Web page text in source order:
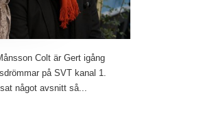
Colt är Gert igång
på SVT kanal 1.
något avsnitt så...